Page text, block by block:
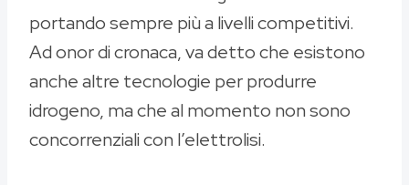
portando sempre più a livelli competitivi.
Ad onor di cronaca, va detto che esistono
anche altre tecnologie per produrre
idrogeno, ma che al momento non sono
concorrenziali con l’elettrolisi.